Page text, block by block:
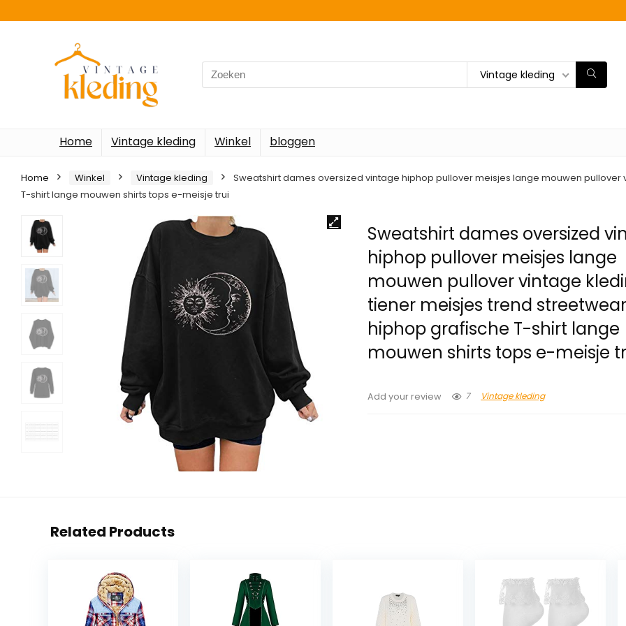
Search
for:
Vintage kleding
Home Vintage kleding Winkel bloggen
Home Winkel Vintage kleding
Sweatshirt dames oversized vintage hiphop pullover meisjes lange mouwen
T-shirt lange mouwen shirts tops e-meisje trui
Sweatshirt dames oversized
hiphop pullover meisjes lange
mouwen pullover vintage
tiener meisjes trend
hiphop grafische T-shirt lange
mouwen shirts tops e-meisje
Add your review 7 Vintage kleding
Related Products